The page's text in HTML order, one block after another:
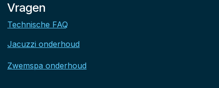
Vragen
Technische FAQ
Jacuzzi onderhoud
Zwemspa onderhoud